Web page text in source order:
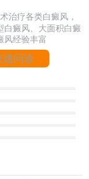
治疗各类白癜风，
白癜风、大面积白癜
风经验丰富
速问诊